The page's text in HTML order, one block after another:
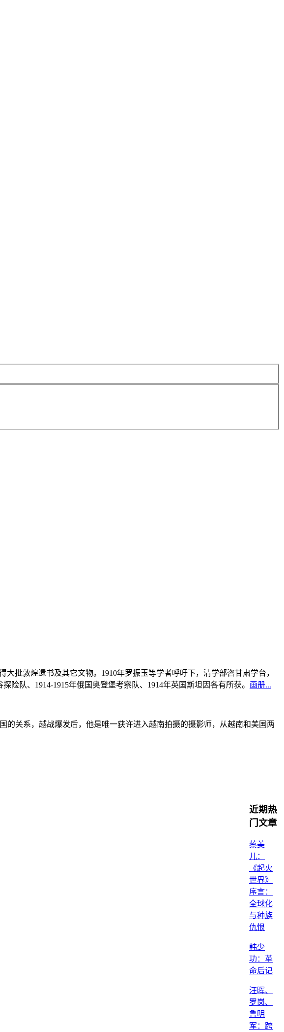
批敦煌遗书及其它文物。1910年罗振玉等学者呼吁下，清学部咨甘肃学台，
队、1914-1915年俄国奥登堡考察队、1914年英国斯坦因各有所获。 画册...
的关系，越战爆发后，他是唯一获许进入越南拍摄的摄影师，从越南和美国两
近期热
门文章
蔡美
儿：
《起火
世界》
序言：
全球化
与种族
仇恨
韩少
功：革
命后记
汪晖、
罗岗、
鲁明
军：跨